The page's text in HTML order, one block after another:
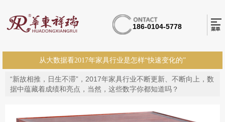
186-0104-5778
从大数据看2017年家具行业是怎样“快速变化的”
“新故相推，日生不滞”，2017年家具行业不断更新、不断向上，数
据中蕴藏着成绩和亮点，当然，这些数字你都知道吗？